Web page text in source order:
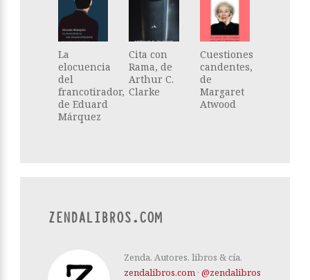
La
elocuencia
del
francotirador,
de Eduard
Márquez
Cita con
Rama, de
Arthur C.
Clarke
Cuestiones
candentes,
de
Margaret
Atwood
ZENDALIBROS.COM
Zenda. Autores, libros & cía.
zendalibros.com · @zendalibros